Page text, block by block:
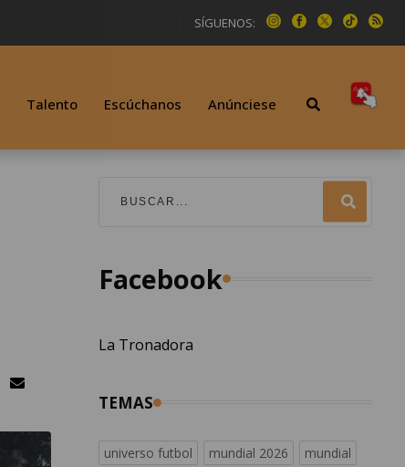
SÍGUENOS:
Talento Escúchanos Anúnciese
Facebook
La Tronadora
TEMAS
universo futbol mundial 2026
mundial